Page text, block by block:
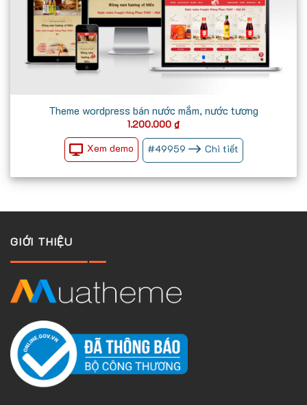
Theme wordpress bán nước mắm, nước tương
1.200.000 ₫
Xem demo #49959 Chi tiết
GIỚI THIỆU